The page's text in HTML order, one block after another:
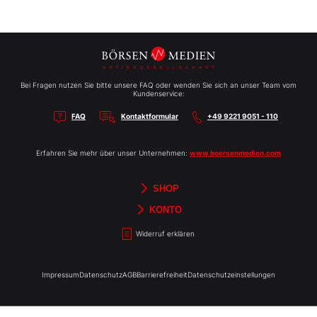
Bei Fragen nutzen Sie bitte unsere FAQ oder wenden Sie sich an unser Team vom
Kundenservice:
FAQ Kontaktformular +49 9221 9051 - 110
Erfahren Sie mehr über unser Unternehmen: www.boersenmedien.com
SHOP
Börsenbriefe
Aktien-Reports
HEBELTRADER
TradingDay
Newsletter
Merchandise
Gutscheine
KONTO
Widerruf erklären
ImpressumDatenschutzAGBBarrierefreiheitDatenschutzeinstellungen